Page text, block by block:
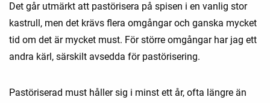
Det går utmärkt att pastörisera på spisen i en vanlig stor
kastrull, men det krävs flera omgångar och ganska mycket
tid om det är mycket must. För större omgångar har jag ett
andra kärl, särskilt avsedda för pastörisering.
Pastöriserad must håller sig i minst ett år, ofta längre än